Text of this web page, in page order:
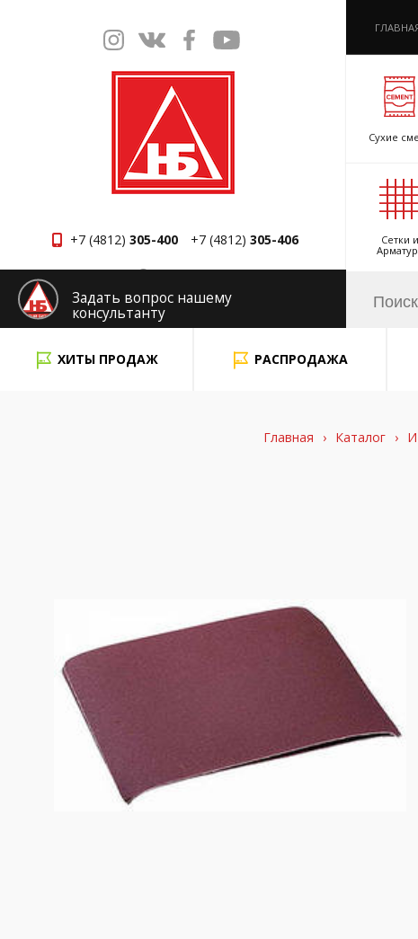
+7 (4812) 305-400 +7 (4812) 305-406
Смоленск
Сухие
Сетки и
Задать вопрос нашему
консультанту
ХИТЫ ПРОДАЖ
РАСПРОДАЖА
Главная › Каталог ›